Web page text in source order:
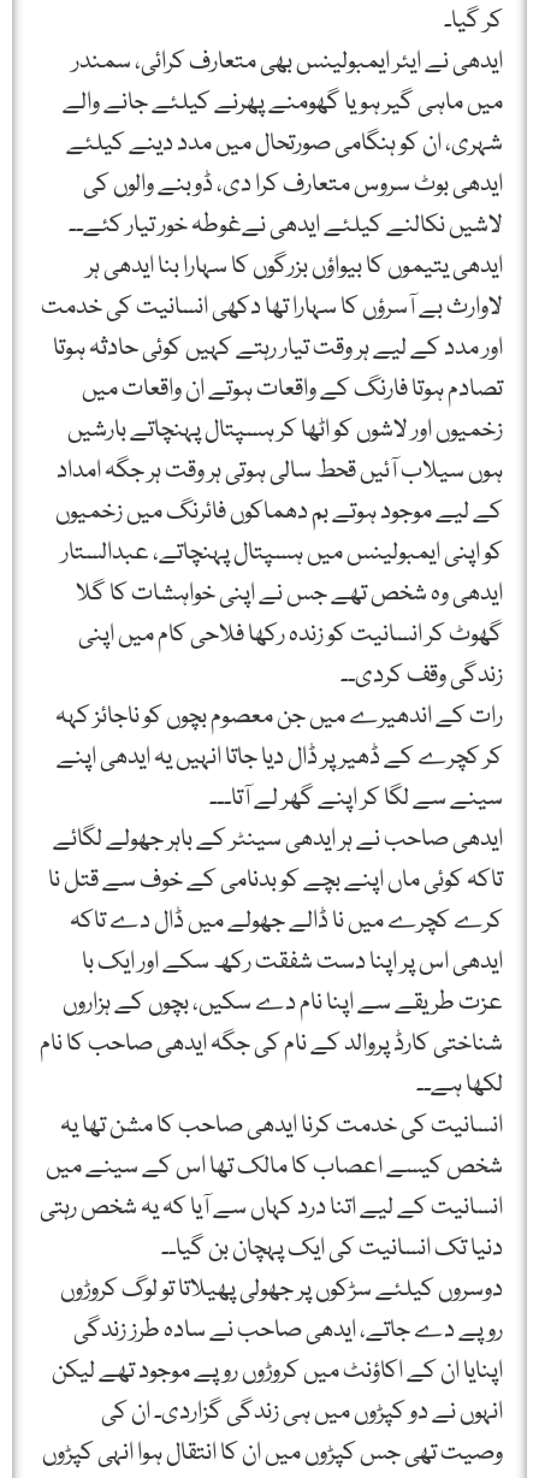
کر گیا۔
ایدھی نے ایئر ایمبولینس بھی متعارف کرائی، سمندر
میں ماہی گیر ہو یا گھومنے پھرنے کیلئے جانے والے
شہری، ان کو ہنگامی صورتحال میں مدد دینے کیلئے
ایدھی بوٹ سروس متعارف کرا دی، ڈوبنے والوں کی
لاشیں نکالنے کیلئے ایدھی نےغوطہ خور تیار کئے۔۔
ایدھی یتیموں کا بیواؤں بزرگوں کا سہارا بنا ایدھی ہر
لاوارث بے آسرؤں کا سہارا تھا دکھی انسانیت کی خدمت
اور مدد کے لیے ہر وقت تیار رہتے کہیں کوئی حادثہ ہوتا
تصادم ہوتا فارنگ کے واقعات ہوتے ان واقعات میں
زخمیوں اور لاشوں کو اٹھا کر ہسپتال پہنچاتے بارشیں
ہوں سیلاب آئیں قحط سالی ہوتی ہر وقت ہر جگہ امداد
کے لیے موجود ہوتے بم دھماکوں فائرنگ میں زخمیوں
کو اپنی ایمبولینس میں ہسپتال پہنچاتے، عبدالستار
ایدھی وہ شخص تھے جس نے اپنی خواہشات کا گلا
گھوٹ کر انسانیت کو زندہ رکھا فلاحی کام میں اپنی
زندگی وقف کردی۔۔
رات کے اندھیرے میں جن معصوم بچوں کو ناجائز کہہ
کر کچرے کے ڈھیر پر ڈال دیا جاتا انہیں یہ ایدھی اپنے
سینے سے لگا کر اپنے گھر لے آتا۔۔۔
ایدھی صاحب نے ہر ایدھی سینٹر کے باہر جھولے لگائے
تاکہ کوئی ماں اپنے بچے کو بدنامی کے خوف سے قتل نا
کرے کچرے میں نا ڈالے جھولے میں ڈال دے تاکہ
ایدھی اس پر اپنا دست شفقت رکھ سکے اور ایک با
عزت طریقے سے اپنا نام دے سکیں، بچوں کے ہزاروں
شناختی کارڈ پروالد کے نام کی جگہ ایدھی صاحب کا نام
لکھا ہے۔۔
انسانیت کی خدمت کرنا ایدھی صاحب کا مشن تھا یہ
شخص کیسے اعصاب کا مالک تھا اس کے سینے میں
انسانیت کے لیے اتنا درد کہاں سے آیا کہ یہ شخص رہتی
دنیا تک انسانیت کی ایک پہچان بن گیا۔۔
دوسروں کیلئے سڑکوں پر جھولی پھیلاتا تو لوگ کروڑوں
روپے دے جاتے، ایدھی صاحب نے سادہ طرز زندگی
اپنایا ان کے اکاؤنٹ میں کروڑوں روپے موجود تھے لیکن
انہوں نے دو کپڑوں میں ہی زندگی گزاردی۔ ان کی
وصیت تھی جس کپڑوں میں ان کا انتقال ہوا انہی کپڑوں